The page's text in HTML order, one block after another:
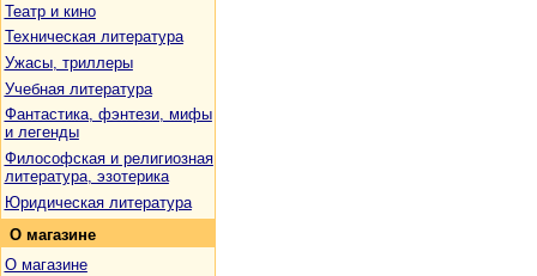
Театр и кино
Техническая литература
Ужасы, триллеры
Учебная литература
Фантастика, фэнтези, мифы
и легенды
Философская и религиозная
литература, эзотерика
Юридическая литература
О магазине
О магазине